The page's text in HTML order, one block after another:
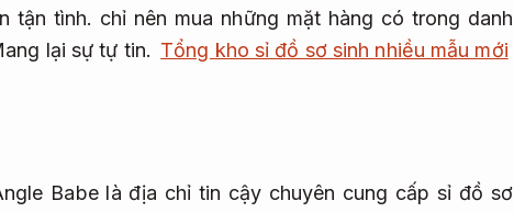
tận tình. chỉ nên mua những mặt hàng có trong danh
lại sự tự tin. Tổng kho sỉ đồ sơ sinh nhiều mẫu mới
Babe là địa chỉ tin cậy chuyên cung cấp sỉ đồ sơ